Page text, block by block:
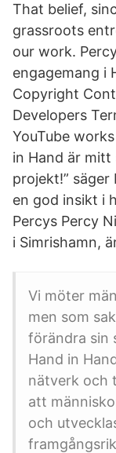
That belief,
grassroots
our work.
engagemang i
Copyright
Developers
YouTube
in Hand är
projekt!”
en god insikt i
Percys Percy
i Simrishamn,
Vi möter
men som
förändra sin
Hand in
nätverk och
att
och